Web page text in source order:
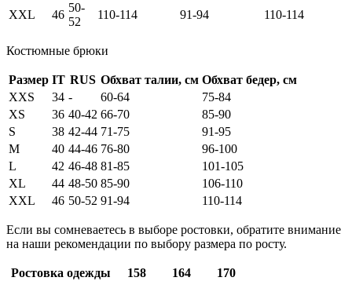
XXL 46
50-
52
110-114 91-94 110-114
Костюмные брюки
Размер IT RUS Обхват талии, см Обхват бедер, см
XXS
34 - 60-64
75-84
XS
36 40-42 66-70
85-90
S
38 42-44 71-75
91-95
M
40 44-46 76-80
96-100
L
42 46-48 81-85
101-105
XL
44 48-50 85-90
106-110
XXL
46 50-52 91-94 110-114
Если вы сомневаетесь в выборе ростовки, обратите внимание
на наши рекомендации по выбору размера по росту.
Ростовка одежды 158 164
170